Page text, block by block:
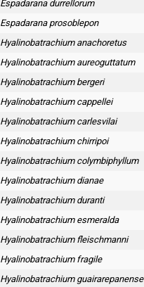
Espadarana durrellorum
Espadarana prosoblepon
Hyalinobatrachium anachoretus
Hyalinobatrachium aureoguttatum
Hyalinobatrachium bergeri
Hyalinobatrachium cappellei
Hyalinobatrachium carlesvilai
Hyalinobatrachium chirripoi
Hyalinobatrachium colymbiphyllum
Hyalinobatrachium dianae
Hyalinobatrachium duranti
Hyalinobatrachium esmeralda
Hyalinobatrachium fleischmanni
Hyalinobatrachium fragile
Hyalinobatrachium guairarepanense